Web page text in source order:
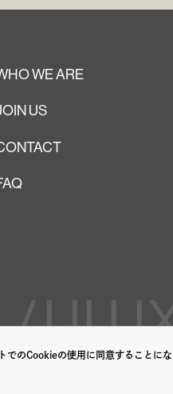
でのCookieの使用に同意することにな
WE ARE
US
UI